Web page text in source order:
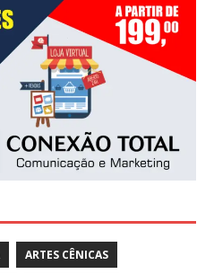
ARTES CÊNICAS